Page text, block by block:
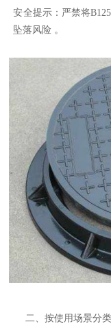
安全提示‌：严禁将
坠落风险 。
二、按使用场景分